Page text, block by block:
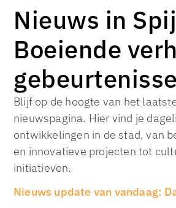
Nieuws in
Boeiende
Blijf op de hoogte van het
nieuwspagina. Hier vind je
ontwikkelingen in de stad, van
en innovatieve projecten tot
initiatieven.
Nieuws update van vandaag: